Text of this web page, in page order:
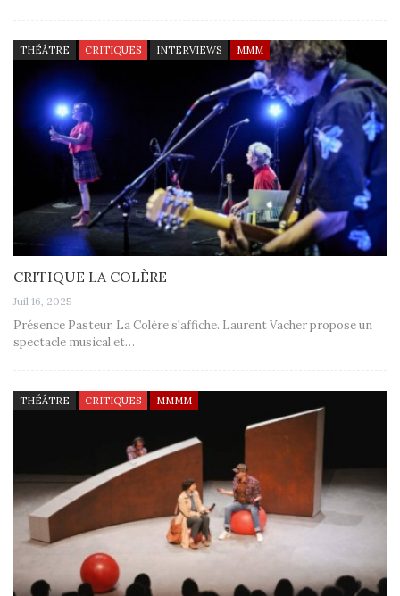
THÉÂTRE CRITIQUES INTERVIEWS MMM
CRITIQUE LA COLÈRE
Juil 16, 2025
Présence Pasteur, La Colère s'affiche. Laurent Vacher propose un
spectacle musical et…
THÉÂTRE CRITIQUES MMMM